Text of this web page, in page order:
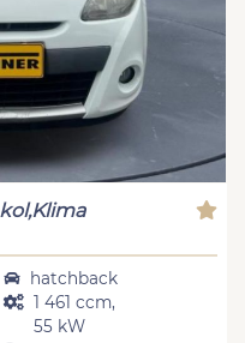
hatchback
1 461 ccm,
55 kW